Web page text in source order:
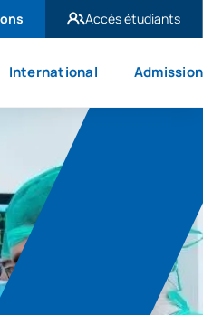
Accès étudiants
UAX Mare Nostrum
International Admission